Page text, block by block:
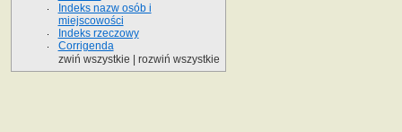
Indeks nazw osób i
miejscowości
Indeks rzeczowy
Corrigenda
zwiń wszystkie
rozwiń wszystkie